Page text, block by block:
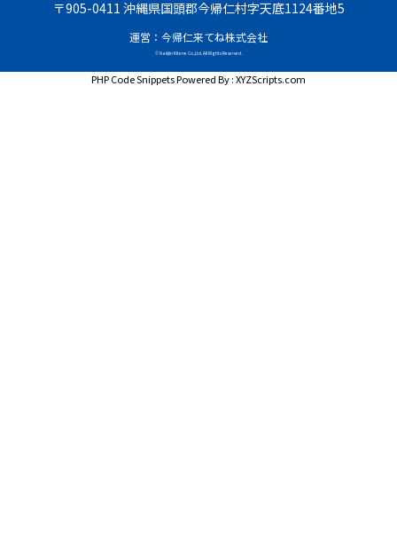
〒905-0411 沖縄県国頭郡今帰仁村字天底1124番地5
運営：今帰仁来てね株式会社
© Nakijin Kitene Co.,Ltd. All Rights Reserved.
PHP Code SnippetsPowered By :XYZScripts.com